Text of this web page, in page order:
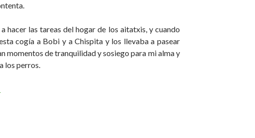
hacer las tareas del hogar de los aitatxis, y cuando
cogía a Bobi y a Chispita y los llevaba a pasear
momentos de tranquilidad y sosiego para mi alma y
los perros.
cielo para los animales